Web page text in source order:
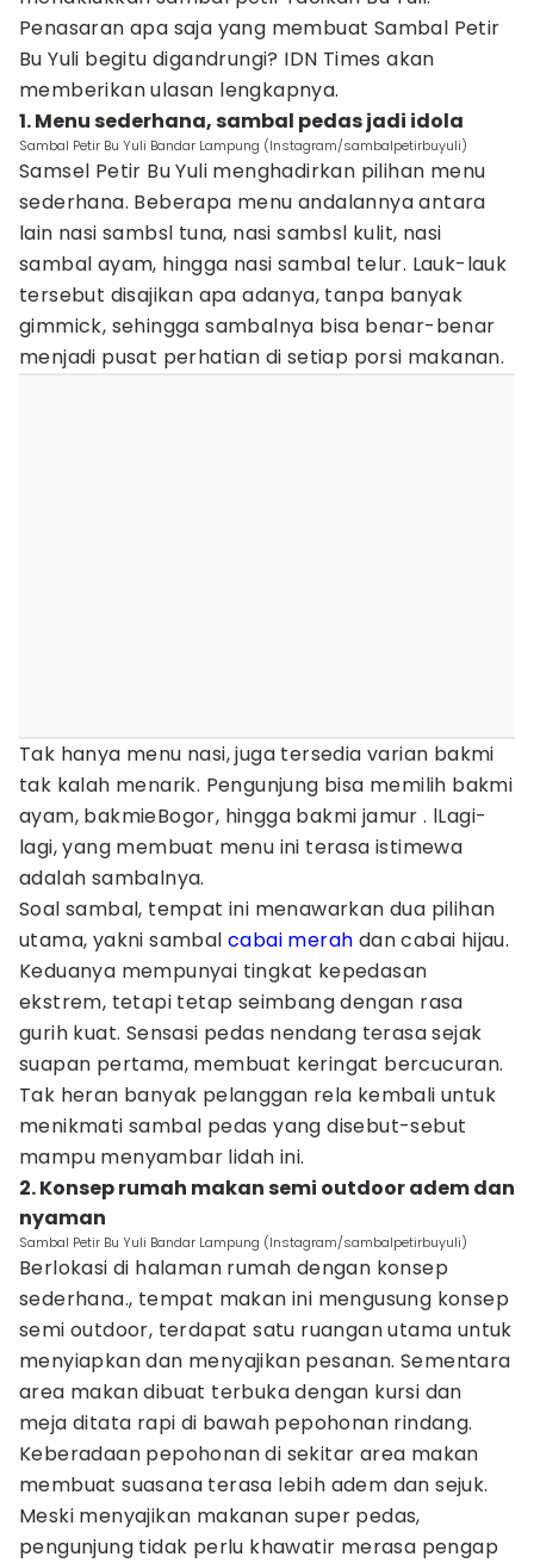
Penasaran apa saja yang membuat Sambal Petir
Bu Yuli begitu digandrungi? IDN Times akan
memberikan ulasan lengkapnya.
1. Menu sederhana, sambal pedas jadi idola
Sambal Petir Bu Yuli Bandar Lampung (Instagram/sambalpetirbuyuli)
Samsel Petir Bu Yuli menghadirkan pilihan menu
sederhana. Beberapa menu andalannya antara
lain nasi sambsl tuna, nasi sambsl kulit, nasi
sambal ayam, hingga nasi sambal telur. Lauk-lauk
tersebut disajikan apa adanya, tanpa banyak
gimmick, sehingga sambalnya bisa benar-benar
menjadi pusat perhatian di setiap porsi makanan.
Tak hanya menu nasi, juga tersedia varian bakmi
tak kalah menarik. Pengunjung bisa memilih bakmi
ayam, bakmieBogor, hingga bakmi jamur . lLagi-
lagi, yang membuat menu ini terasa istimewa
adalah sambalnya.
Soal sambal, tempat ini menawarkan dua pilihan
utama, yakni sambal cabai merah dan cabai hijau.
Keduanya mempunyai tingkat kepedasan
ekstrem, tetapi tetap seimbang dengan rasa
gurih kuat. Sensasi pedas nendang terasa sejak
suapan pertama, membuat keringat bercucuran.
Tak heran banyak pelanggan rela kembali untuk
menikmati sambal pedas yang disebut-sebut
mampu menyambar lidah ini.
2. Konsep rumah makan semi outdoor adem dan
nyaman
Sambal Petir Bu Yuli Bandar Lampung (Instagram/sambalpetirbuyuli)
Berlokasi di halaman rumah dengan konsep
sederhana., tempat makan ini mengusung konsep
semi outdoor, terdapat satu ruangan utama untuk
menyiapkan dan menyajikan pesanan. Sementara
area makan dibuat terbuka dengan kursi dan
meja ditata rapi di bawah pepohonan rindang.
Keberadaan pepohonan di sekitar area makan
membuat suasana terasa lebih adem dan sejuk.
Meski menyajikan makanan super pedas,
pengunjung tidak perlu khawatir merasa pengap